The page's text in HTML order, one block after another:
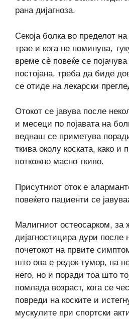
рана дијагноза.
Секоја болка во пределот на
трае и кога не поминува,
време сè повеќе се
постојана, треба да биде
се отиде на лекарски
Отокот се јавува после
и месеци по појавата на
веднаш се приметува
ткива околу коската, како и
поткожно масно ткиво.
Присутниот оток е
повеќето пациенти се
Малигниот остеосарком, за
дијагностицира дури после
почетокот на првите
што ова е редок тумор, па
него, но и поради тоа што
помлада возраст, кога се
повреди на коските и
мускулите при спортски